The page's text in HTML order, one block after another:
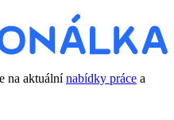
na aktuálnínabídky práce a